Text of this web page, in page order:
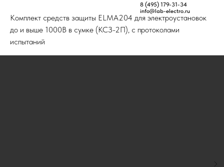
Комплекты средств защиты КСЗ ELMA200
Комплект средств защиты ELMA204 для электроустановок
до и выше 1000В в сумке (КСЗ-2П), с протоколами
испытаний
8 (495) 179-31-34
info@lab-electro.ru